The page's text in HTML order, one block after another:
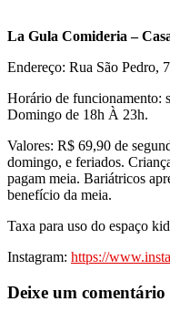
La Gula Comideria –
Endereço: Rua São Pedro,
Horário de funcionamento:
Domingo de 18h À 23h.
Valores: R$ 69,90 de
domingo, e feriados.
pagam meia. Bariátricos
benefício da meia.
Taxa para uso do espaço
Instagram: https://
Deixe um comentário